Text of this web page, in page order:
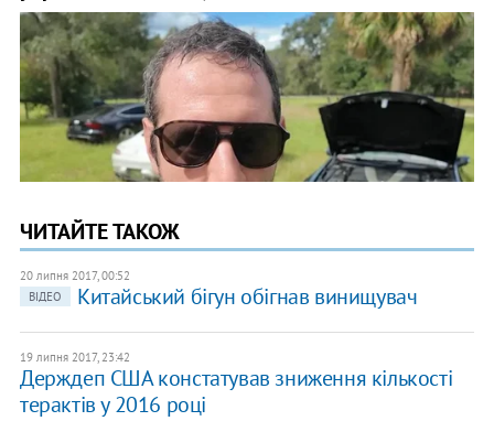
ЧИТАЙТЕ ТАКОЖ
20 липня 2017, 00:52
ВІДЕО
Китайський бігун обігнав винищувач
19 липня 2017, 23:42
Держдеп США констатував зниження кількості
терактів у 2016 році